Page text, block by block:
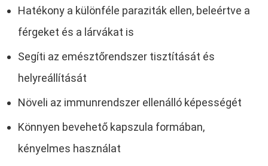
Hatékony a különféle paraziták ellen, beleértve a
férgeket és a lárvákat is
Segíti az emésztőrendszer tisztítását és
helyreállítását
Növeli az immunrendszer ellenálló képességét
Könnyen bevehető kapszula formában,
kényelmes használat